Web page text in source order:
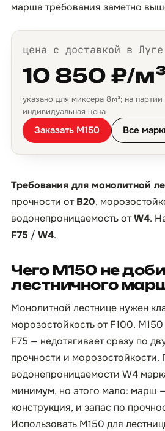
марша требования заметно
цена с доставкой в Луге
10 850 ₽/
указано для миксера 8 м³; на
индивидуальная цена
Заказать М150 Все
Требования для монолитной
прочности отB20,
водонепроницаемость отW4.
F75 / W4.
Чего М150 не
лестничного
Монолитной лестнице нужен
морозостойкость от F100. М150
F75 — недотягивает сразу по
прочности и морозостойкости.
водонепроницаемости W4
минимум, но этого мало: марш
конструкция, и запас по
Использовать М150 для